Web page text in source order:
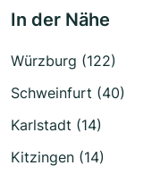
In der Nähe
Würzburg (122)
Schweinfurt (40)
Karlstadt (14)
Kitzingen (14)